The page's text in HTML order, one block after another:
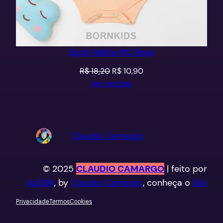
Body Malha MC Rosa
R$18,20 O
preço
R$10,90O
Ver opções
Claudio Camargo
© 2025 CLAUDIO CAMARGO | feito por
AgDSN, by Claudio Camargo, conheça o Divi
PrivacidadeTermosCookies